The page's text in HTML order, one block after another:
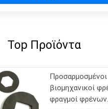
Top Προϊόντα
Προσαρμοσμένοι
βιομηχανικοί
φραγμοί φρένων